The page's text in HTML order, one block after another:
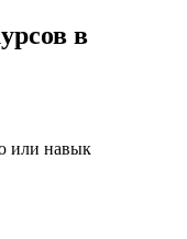
в
или навык